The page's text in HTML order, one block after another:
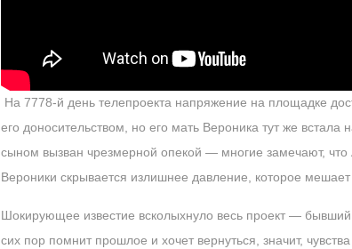
На 7778-й день телепроекта напряжение на площадке
его доносительством, но его мать Вероника тут же
сыном вызван чрезмерной опекой — многие замечают,
Вероники скрывается излишнее давление, которое
Шокирующее известие всколыхнуло весь проект —
сих пор помнит прошлое и хочет вернуться, значит,